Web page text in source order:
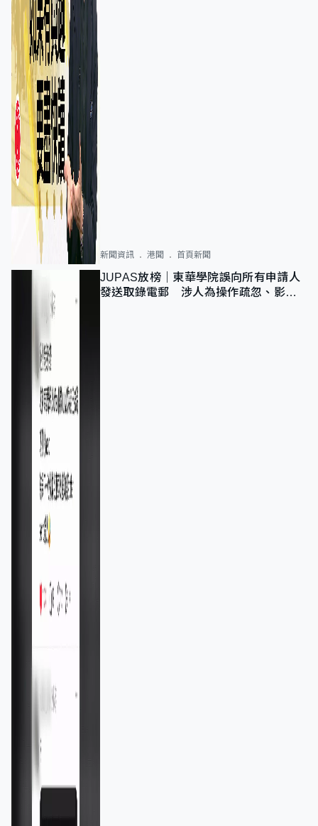
新聞資訊 港聞 首頁新聞
JUPAS放榜｜東華學院誤向所有申請人
發送取錄電郵 涉人為操作疏忽、影響